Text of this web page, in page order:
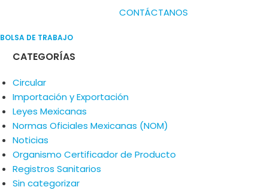
CONTÁCTANOS
BOLSA DE TRABAJO
CATEGORÍAS
Circular
Importación y Exportación
Leyes Mexicanas
Normas Oficiales Mexicanas (NOM)
Noticias
Organismo Certificador de Producto
Registros Sanitarios
Sin categorizar